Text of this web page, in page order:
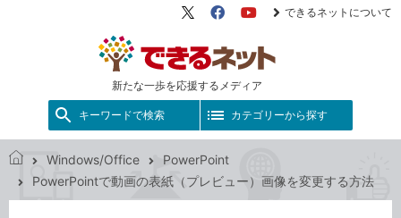
新たな一歩を応援するメディア
X（旧
FacebookYouTube
できるネットについて
キーワードで検索 カテゴリーから探す
で
Windows/Office
PowerPoint
PowerPointで動画の表紙（プレビュー）画像を変更する方法